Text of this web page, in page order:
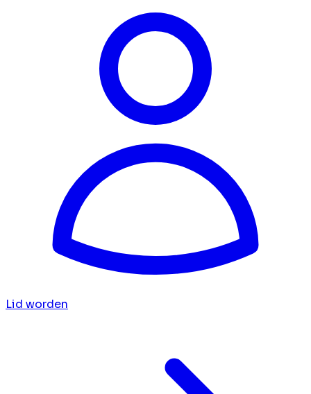
Lid worden